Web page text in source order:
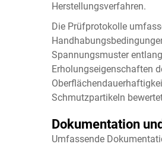
Herstellungsverfahren.
Die Prüfprotokolle
Spannungsmuster
Erholungseigenschaften
Schmutzpartikeln
Dokumentation
Umfassende